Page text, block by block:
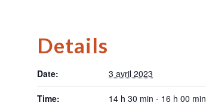
Details
Date: 3 avril 2023
Time: 14 h 30 min - 16 h 00 min